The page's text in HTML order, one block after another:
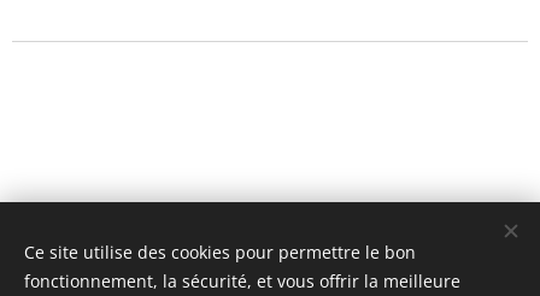
Ce site utilise des cookies pour permettre le bon
fonctionnement, la sécurité, et vous offrir la meilleure